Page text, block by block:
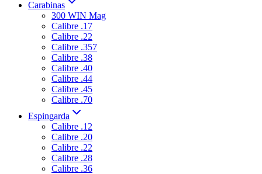
Carabinas
300 WIN Mag
Calibre .17
Calibre .22
Calibre .357
Calibre .38
Calibre .40
Calibre .44
Calibre .45
Calibre .70
Espingarda
Calibre .12
Calibre .20
Calibre .22
Calibre .28
Calibre .36